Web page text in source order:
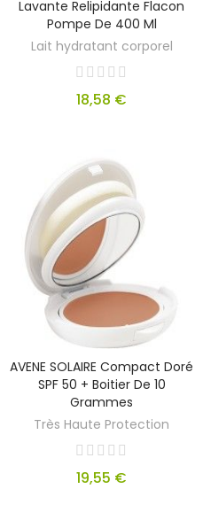
Lavante Relipidante Flacon
Pompe De 400 Ml
Lait hydratant corporel
18,58 €
AVENE SOLAIRE Compact Doré
SPF 50 + Boitier De 10
Grammes
Très Haute Protection
19,55 €